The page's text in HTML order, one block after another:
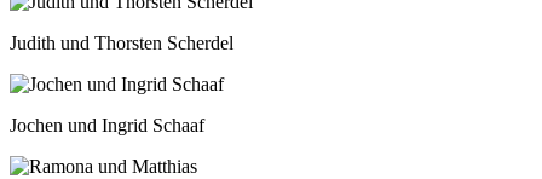
Judith und Thorsten Scherdel
Jochen und Ingrid Schaaf